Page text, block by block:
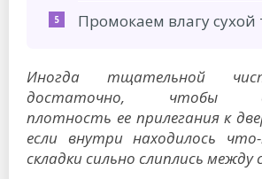
Промокаем влагу сухой
Иногда тщательной
достаточно, чтобы
плотность ее прилегания к
если внутри находилось
складки сильно слиплись между